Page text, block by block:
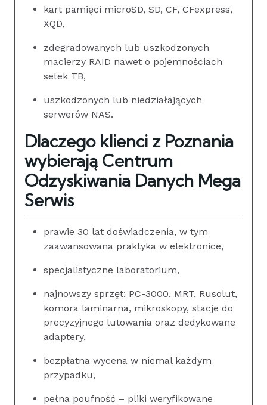
kart pamięci microSD, SD, CF, CFexpress,
XQD,
zdegradowanych lub uszkodzonych
macierzy RAID nawet o pojemnościach
setek TB,
uszkodzonych lub niedziałających
serwerów NAS.
Dlaczego klienci z Poznania
wybierają Centrum
Odzyskiwania Danych Mega
Serwis
prawie 30 lat doświadczenia, w tym
zaawansowana praktyka w elektronice,
specjalistyczne laboratorium,
najnowszy sprzęt: PC-3000, MRT, Rusolut,
komora laminarna, mikroskopy, stacje do
precyzyjnego lutowania oraz dedykowane
adaptery,
bezpłatna wycena w niemal każdym
przypadku,
pełna poufność – pliki weryfikowane